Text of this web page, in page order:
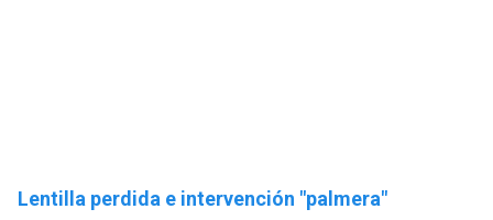
Lentilla perdida e intervención "palmera"